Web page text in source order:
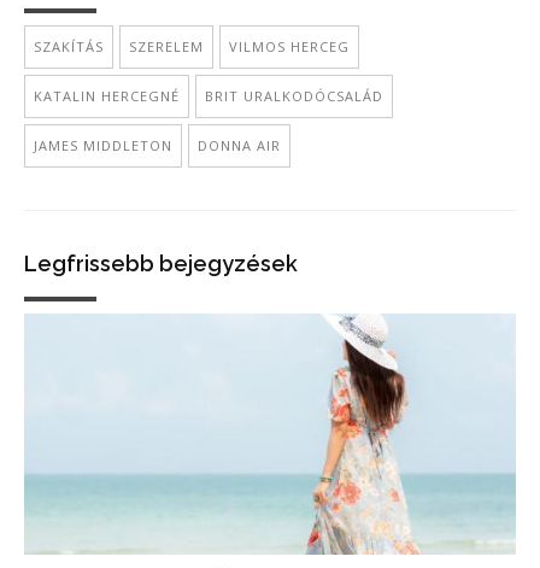
SZAKÍTÁS SZERELEM VILMOS HERCEG
KATALIN HERCEGNÉ BRIT URALKODÓCSALÁD
JAMES MIDDLETON DONNA AIR
Legfrissebb bejegyzések